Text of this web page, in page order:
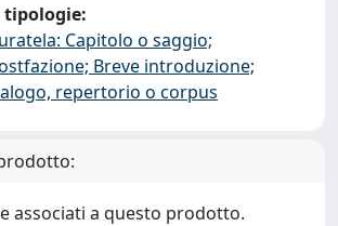
tipologie:
Capitolo o saggio;
Breve introduzione;
repertorio o corpus
associati a questo prodotto.